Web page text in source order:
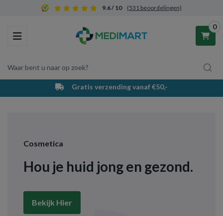
9.6 / 10 (531 beoordelingen)
Toggle navigation
Waar bent u naar op zoek?
0
Winkelwagen
Gratis verzending vanaf €50,-
Cosmetica
Hou je huid jong en gezond.
Bekijk Hier